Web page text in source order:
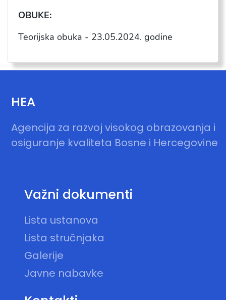
OBUKE:
Teorijska obuka - 23.05.2024. godine
HEA
Agencija za razvoj visokog obrazovanja i
osiguranje kvaliteta Bosne i Hercegovine
Važni dokumenti
Lista ustanova
Lista stručnjaka
Galerije
Javne nabavke